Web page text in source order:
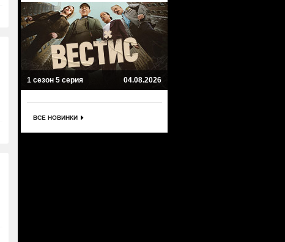
1 сезон 5 серия 04.08.2026
ВСЕ НОВИНКИ